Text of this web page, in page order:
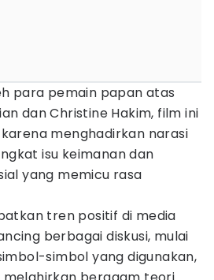
para pemain papan atas
dan Christine Hakim, film ini
menghadirkan narasi
isu keimanan dan
yang memicu rasa
tren positif di media
berbagai diskusi, mulai
simbol yang digunakan,